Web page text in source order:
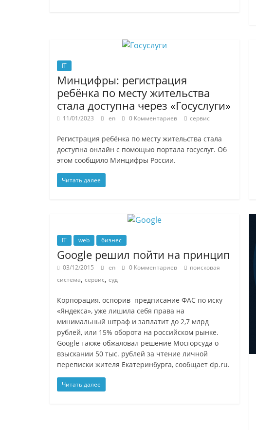
IT
Минцифры: регистрация
ребёнка по месту жительства
стала доступна через «Госуслуги»
11/01/2023 en 0 Комментариев сервис
Регистрация ребёнка по месту жительства стала
доступна онлайн с помощью портала госуслуг. Об
этом сообщило Минцифры России.
Читать далее
IT web бизнес
Google решил пойти на принцип
03/12/2015 en 0 Комментариев
поисковая
система, сервис, суд
Корпорация, оспорив предписание ФАС по иску
«Яндекса», уже лишила себя права на
минимальный штраф и заплатит до 2,7 млрд
рублей, или 15% оборота на российском рынке.
Google также обжаловал решение Мосгорсуда о
взыскании 50 тыс. рублей за чтение личной
переписки жителя Екатеринбурга, сообщает dp.ru.
Читать далее